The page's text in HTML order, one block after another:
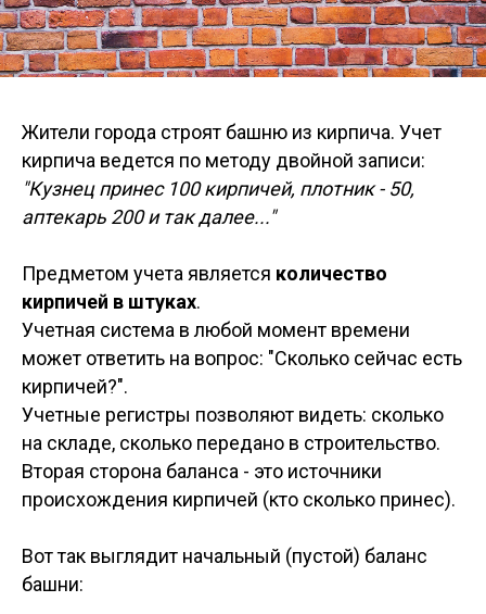
Жители города строят башню из кирпича. Учет
кирпича ведется по методу двойной записи:
"Кузнец принес 100 кирпичей, плотник - 50,
аптекарь 200 и так далее..."
Предметом учета является количество
кирпичей в штуках.
Учетная система в любой момент времени
может ответить на вопрос: "Сколько сейчас есть
кирпичей?".
Учетные регистры позволяют видеть: сколько
на складе, сколько передано в строительство.
Вторая сторона баланса - это источники
происхождения кирпичей (кто сколько принес).
Вот так выглядит начальный (пустой) баланс
башни: